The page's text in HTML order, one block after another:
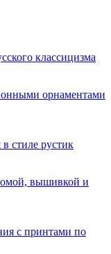
классицизма
орнаментами
стиле рустик
вышивкой и
с принтами по